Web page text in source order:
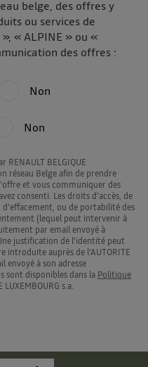
belge, des offres y
ou services de
», « ALPINE » ou «
des offres :
Non
Non
RENAULT BELGIQUE
réseau Belge afin de prendre
et vous communiquer des
consenti. Les droits d’accès, de
ou de portabilité des
(lequel peut intervenir à
par email envoyé à
justification de l’identité peut
introduite auprès de l’AUTORITE
envoyé à son adresse
sont disponibles dans la Politique
LUXEMBOURG s.a.